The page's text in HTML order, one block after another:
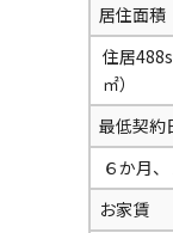
居住面積
住居
㎡）
最低契約
６か月
お家賃